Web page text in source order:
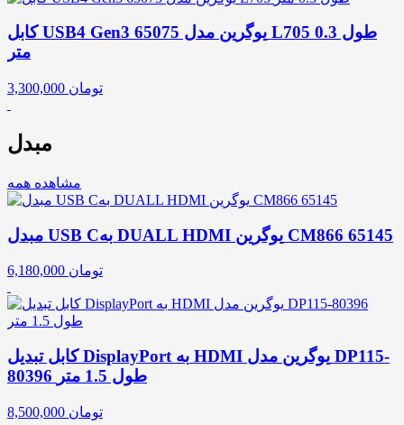
کابل USB4 Gen3 یوگرین مدل 65075 L705 طول 0.3
متر
3,300,000 تومان
مبدل
مشاهده همه
مبدل USB Cبه DUALL HDMI یوگرین CM866 65145
6,180,000 تومان
کابل تبدیل DisplayPort به HDMI یوگرین مدل DP115-
80396 طول 1.5 متر
8,500,000 تومان